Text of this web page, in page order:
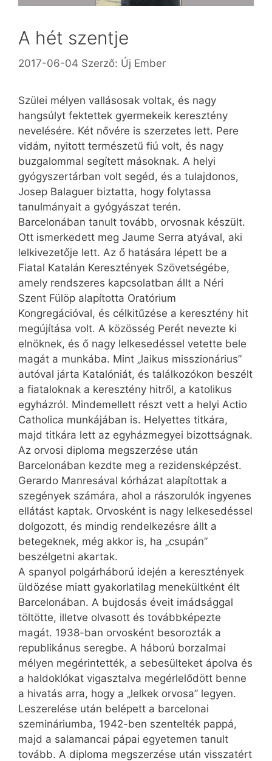
A hét szentje
2017-06-04 Szerző: Új Ember
Szülei mélyen vallásosak voltak, és nagy
hangsúlyt fektettek gyermekeik keresztény
nevelésére. Két nővére is szerzetes lett. Pere
vidám, nyitott természetű fiú volt, és nagy
buzgalommal segített másoknak. A helyi
gyógyszertárban volt segéd, és a tulajdonos,
Josep Balaguer biztatta, hogy folytassa
tanulmányait a gyógyászat terén.
Barcelonában tanult tovább, orvosnak készült.
Ott ismerkedett meg ­Jaume Serra atyával, aki
lelkivezetője lett. Az ő hatására lépett be a
Fiatal Katalán Keresztények Szövetségébe,
amely rendszeres kapcsolatban állt a Néri
Szent Fülöp alapította Oratórium
Kongregációval, és célkitűzése a keresztény hit
megújítása volt. A közösség Perét nevezte ki
elnöknek, és ő nagy lelkesedéssel vetette bele
magát a munkába. Mint „laikus misszionárius”
autóval járta Katalóniát, és találkozókon beszélt
a fiataloknak a keresztény hitről, a katolikus
egyházról. Mindemellett részt vett a helyi Actio
Catholica munkájában is. Helyettes titkára,
majd titkára lett az egyházmegyei bizottságnak.
Az orvosi diploma megszerzése után
Barcelonában kezdte meg a rezidensképzést.
Gerardo Manresával kórházat alapítottak a
szegények számára, ahol a rászorulók ingyenes
ellátást kaptak. Orvosként is nagy lelkesedéssel
dolgozott, és mindig rendelkezésre állt a
betegeknek, még akkor is, ha „csupán”
beszélgetni akartak.
A spanyol polgárháború idején a keresztények
üldözése miatt gyakorlatilag menekültként élt
Barcelonában. A bujdosás éveit imádsággal
töltötte, illetve olvasott és tovább­képezte
magát. 1938-ban orvosként besorozták a
republikánus seregbe. A háború borzalmai
mélyen megérintették, a sebesülteket ápolva és
a haldoklókat vigasztalva megérlelődött benne
a hivatás arra, hogy a „lelkek orvosa” legyen.
Leszerelése után belépett a barcelonai
szemináriumba, 1942-ben szentelték pappá,
majd a salamancai pápai egyetemen tanult
tovább. A diploma megszerzése után visszatért